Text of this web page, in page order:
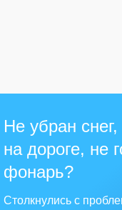
Не убран
на дороге, не
фонарь?
Столкнулись с